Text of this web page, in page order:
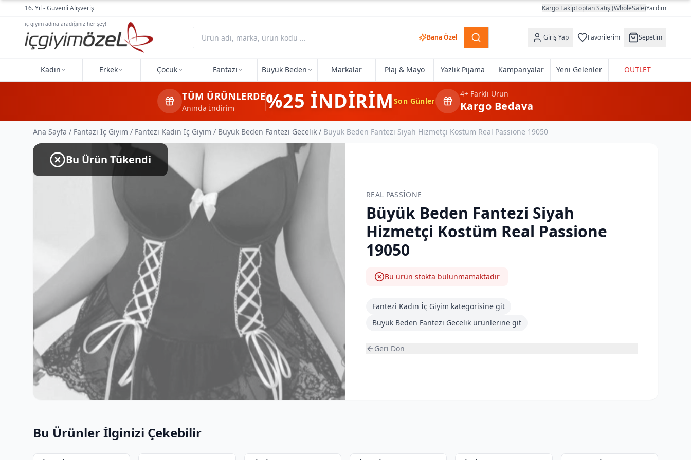
Ana içeriğe geç16. Yıl - Güvenli Alışveriş Kargo TakipToptan Satış (WholeSale)Yardım
iç giyim adına aradığınız her şey!
Bana Özel Giriş Yap Favorilerim Sepetim
Kadın Erkek Çocuk Fantazi Büyük Beden Markalar Plaj & Mayo Yazlık Pijama Kampanyalar Yeni Gelenler OUTLET
TÜM ÜRÜNLERDE
Anında İndirim %25 İNDİRİMSon Günler
4+Farklı Ürün
Kargo Bedava
Ana Sayfa / Fantazi İç Giyim / Fantezi Kadın İç Giyim / Büyük Beden Fantezi Gecelik / Büyük Beden Fantezi Siyah Hizmetçi Kostüm Real Passione 19050
Bu Ürün Tükendi
REAL PASSIONE
Büyük Beden Fantezi Siyah
Hizmetçi Kostüm Real Passione
19050
Bu ürün stokta bulunmamaktadır
Fantezi Kadın İç Giyim kategorisine git
Büyük Beden Fantezi Gecelik ürünlerine git
Geri Dön
Bu Ürünler İlginizi Çekebilir